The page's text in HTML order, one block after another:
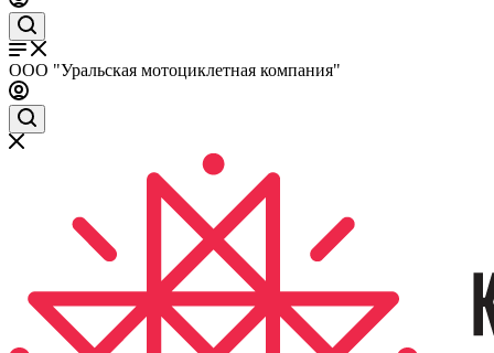
ООО "Уральская мотоциклетная компания"